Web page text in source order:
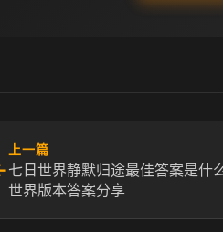
上一篇
七日世界静默归途最佳答案是什
世界版本答案分享